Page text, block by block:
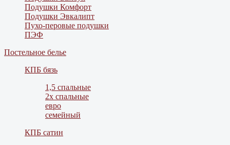
Подушки Комфорт
Подушки Эвкалипт
Пухо-перовые подушки
ПЭФ
Постельное белье
КПБ бязь
1,5 спальные
2х спальные
евро
семейный
КПБ сатин